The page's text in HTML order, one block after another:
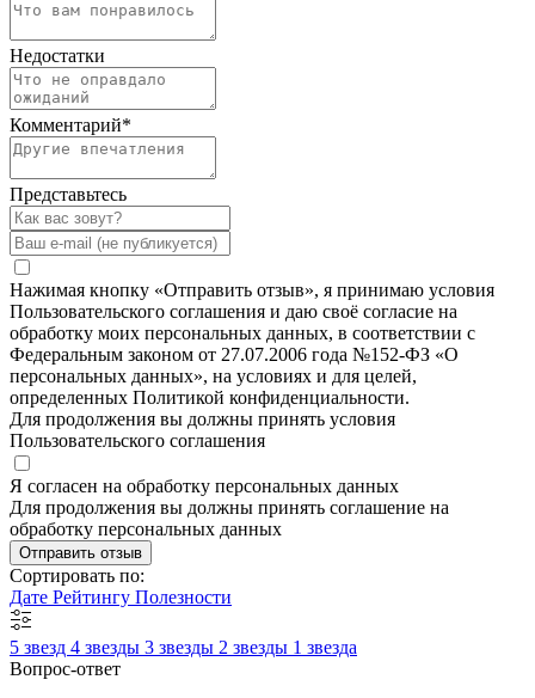
Недостатки
Комментарий*
Представьтесь
Нажимая кнопку «Отправить отзыв», я принимаю условия
Пользовательского соглашения и даю своё согласие на
обработку моих персональных данных, в соответствии с
Федеральным законом от 27.07.2006 года №152-ФЗ «О
персональных данных», на условиях и для целей,
определенных Политикой конфиденциальности.
Для продолжения вы должны принять условия
Пользовательского соглашения
Я согласен на обработку персональных данных
Для продолжения вы должны принять соглашение на
обработку персональных данных
Отправить отзыв
Сортировать по:
Дате Рейтингу Полезности
5 звезд 4 звезды 3 звезды 2 звезды 1 звезда
Вопрос-ответ